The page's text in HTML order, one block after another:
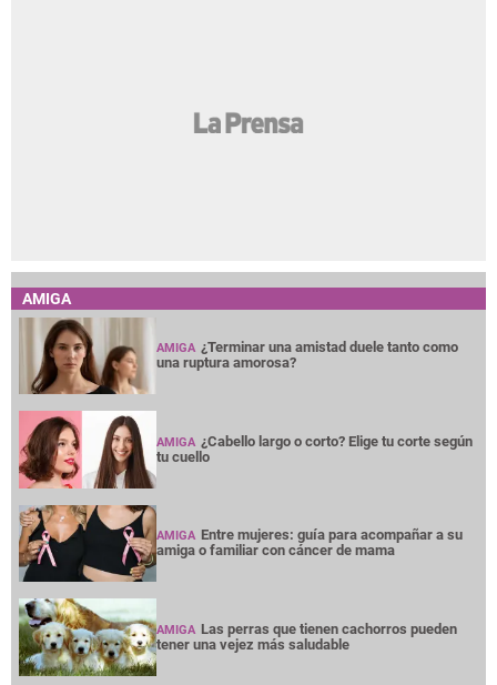
AMIGA
AMIGA ¿Terminar una amistad duele tanto como
una ruptura amorosa?
AMIGA ¿Cabello largo o corto? Elige tu corte según
tu cuello
AMIGA Entre mujeres: guía para acompañar a su
amiga o familiar con cáncer de mama
AMIGA Las perras que tienen cachorros pueden
tener una vejez más saludable